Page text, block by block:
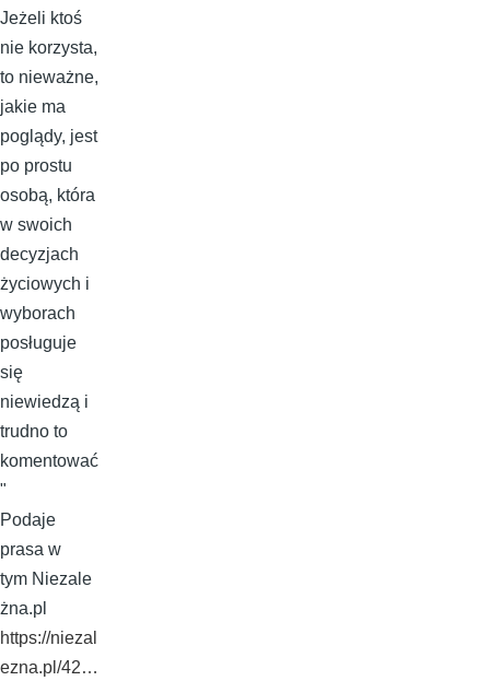
Jeżeli ktoś
nie korzysta,
to nieważne,
jakie ma
poglądy, jest
po prostu
osobą, która
w swoich
decyzjach
życiowych i
wyborach
posługuje
się
niewiedzą i
trudno to
komentować
"
Podaje
prasa w
tym Niezale
żna.pl
https://niezal
ezna.pl/42…